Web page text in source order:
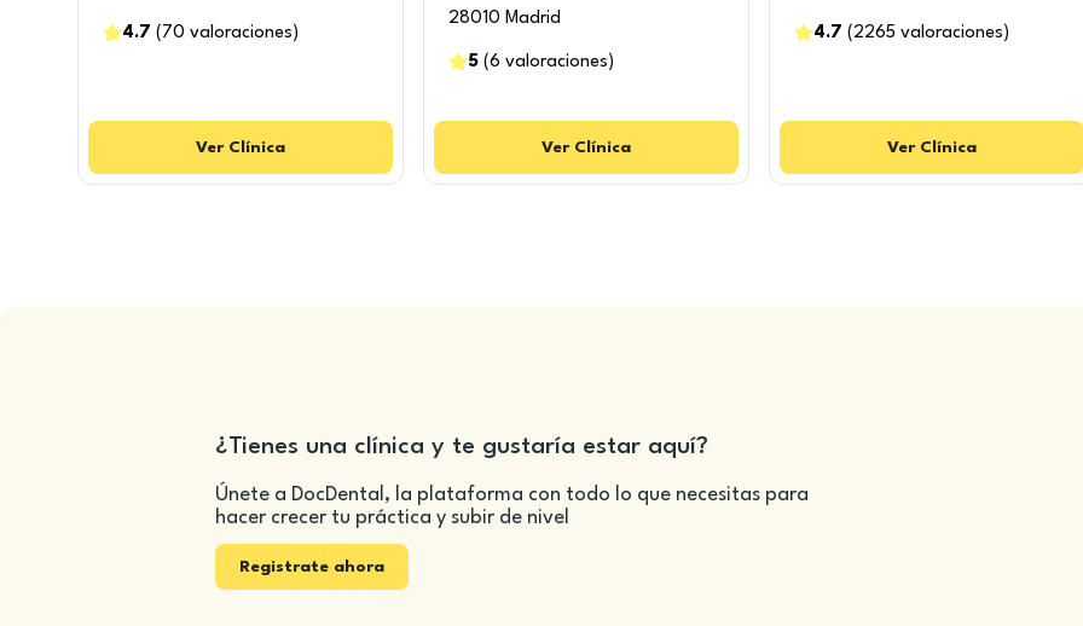
4.7 ( 70 valoraciones )
Ver Clínica
28010 Madrid
5(6 valoraciones )
Ver Clínica
4.7 ( 2265 valoraciones )
Ver Clínica
¿Tienes una clínica y te gustaría estar aquí?
Únete a DocDental, la plataforma con todo lo que necesitas para
hacer crecer tu práctica y subir de nivel
Registrate ahora